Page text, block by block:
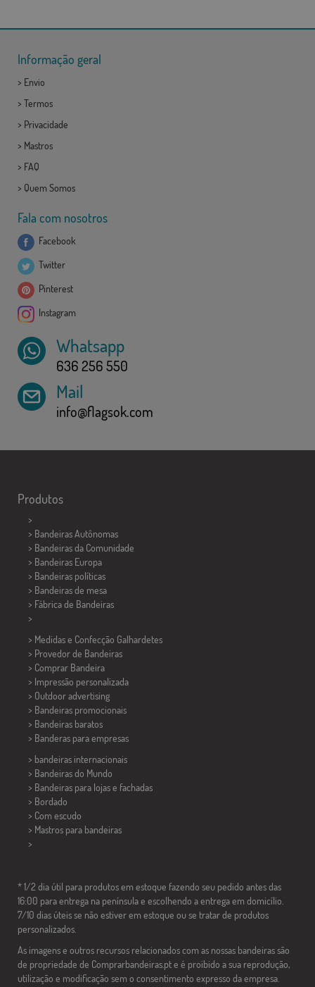
Informação geral
> Envio
> Termos
> Privacidade
> Mastros
> FAQ
> Quem Somos
Fala com nosotros
Facebook
Twitter
Pinterest
Instagram
Whatsapp
636 256 550
Mail
info@flagsok.com
Produtos
>
> Bandeiras Autônomas
> Bandeiras da Comunidade
> Bandeiras Europa
> Bandeiras políticas
> Bandeiras de mesa
> Fábrica de Bandeiras
>
> Medidas e Confecção Galhardetes
> Provedor de Bandeiras
> Comprar Bandeira
> Impressão personalizada
> Outdoor advertising
> Bandeiras promocionais
> Bandeiras baratos
> Banderas para empresas
> bandeiras internacionais
> Bandeiras do Mundo
> Bandeiras para lojas e fachadas
> Bordado
> Com escudo
> Mastros para bandeiras
>
* 1/2 dia útil para produtos em estoque fazendo seu pedido antes das
16:00 para entrega na península e escolhendo a entrega em domicílio.
7/10 dias úteis se não estiver em estoque ou se tratar de produtos
personalizados.
As imagens e outros recursos relacionados com as nossas bandeiras são
de propriedade de Comprarbandeiras.pt e é proibido a sua reprodução,
utilização e modificação sem o consentimento expresso da empresa.